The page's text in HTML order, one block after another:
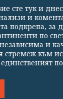
сте тук и
и
подкрепа, за
по
и
стремеж към